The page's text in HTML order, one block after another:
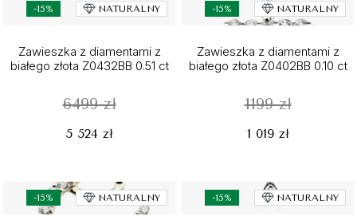
-15% NATURALNY
Zawieszka z diamentami z
białego złota Z0432BB 0.51 ct
6499 zł
5 524 zł
-15% NATURALNY
Zawieszka z diamentami z
białego złota Z0402BB 0.10 ct
1199 zł
1 019 zł
-15% NATURALNY -15% NATURALNY